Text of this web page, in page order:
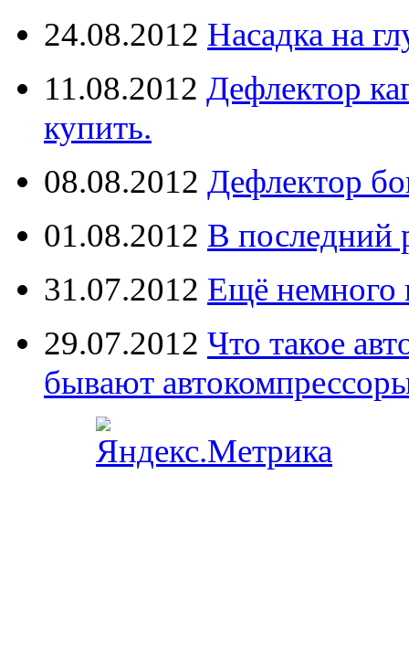
24.08.2012 Насадка на
11.08.2012 Дефлектор
купить.
08.08.2012 Дефлектор
01.08.2012 В последний
31.07.2012 Ещё немного
29.07.2012 Что такое
бывают